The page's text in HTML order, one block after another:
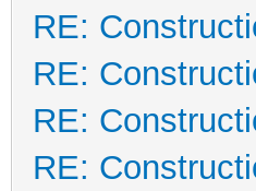
RE:
RE:
RE:
RE: